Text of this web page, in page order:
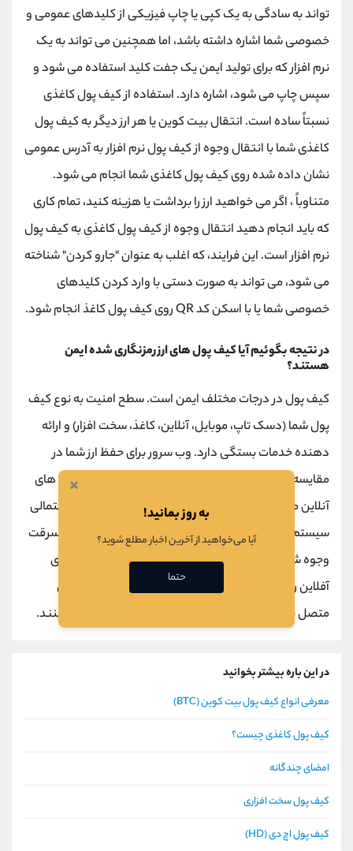
تواند به سادگی به یک کپی یا چاپ فیزیکی از کلیدهای عمومی و
خصوصی شما اشاره داشته باشد، اما همچنین می تواند به یک
نرم افزار که برای تولید ایمن یک جفت کلید استفاده می شود و
سپس چاپ می شود، اشاره دارد. استفاده از کیف پول کاغذی
نسبتاً ساده است. انتقال بیت کوین یا هر ارز دیگر به کیف پول
کاغذی شما با انتقال وجوه از کیف پول نرم افزار به آدرس عمومی
نشان داده شده روی کیف پول کاغذی شما انجام می شود.
متناوباً ، اگر می خواهید ارز را برداشت یا هزینه کنید، تمام کاری
که باید انجام دهید انتقال وجوه از کیف پول کاغذی به کیف پول
نرم افزار است. این فرایند، که اغلب به عنوان "جارو کردن" شناخته
می شود، می تواند به صورت دستی با وارد کردن کلیدهای
خصوصی شما یا با اسکن کد QR روی کیف پول کاغذ انجام شود.
در نتیجه بگوئیم آیا کیف پول های ارز رمزنگاری شده ایمن
هستند؟
کیف پول در درجات مختلف ایمن است. سطح امنیت به نوع کیف
پول شما (دسک تاپ، موبایل، آنلاین، کاغذ، سخت افزار) و ارائه
دهنده خدمات بستگی دارد. وب سرور برای حفظ ارز شما در
مقایسه با آفلاین، محیطی خطرناک و ذاتی است. کیف پول های
آنلاین می توانند کاربران را در معرض آسیب پذیری های احتمالی
سیستم عامل کیف پول قرار دهند که توسط هکرها برای سرقت
وجوه شما قابل استفاده است. از طرف دیگر، کیف پول های
آفلاین را نمی توان هک کرد زیرا به سادگی به شبکه آنلاین
متصل نیستند و برای امنیت به شخص ثالث اعتماد نمی کنند.
در این باره بیشتر بخوانید
معرفی انواع کیف پول بیت کوین (BTC)
کیف پول کاغذی چیست؟
امضای چندگانه
کیف پول سخت افزاری
کیف پول اچ دی (HD)
×
به روز بمانید!
آیا می‌خواهید از آخرین اخبار مطلع شوید؟
حتما